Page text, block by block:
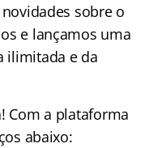
sobre o
e lançamos uma
ilimitada e da
Com a plataforma
abaixo: